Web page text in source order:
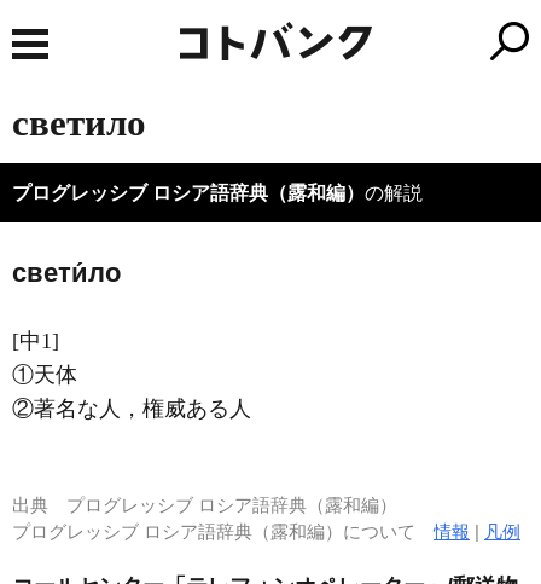
светило
プログレッシブ ロシア語辞典（露和編） の解説
свети́ло
[中1]
①天体
②著名な人，権威ある人
出典 プログレッシブ ロシア語辞典（露和編）
プログレッシブ ロシア語辞典（露和編）について情報 | 凡例